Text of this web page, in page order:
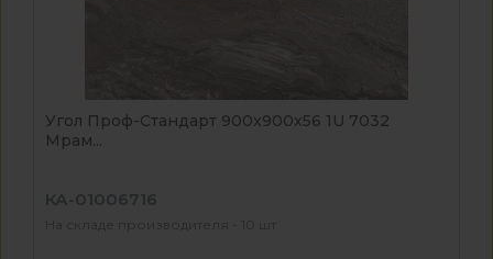
Угол Проф-Стандарт 900x900x56 1U 7032
Мрам...
КА-01006716
На складе производителя - 10 шт